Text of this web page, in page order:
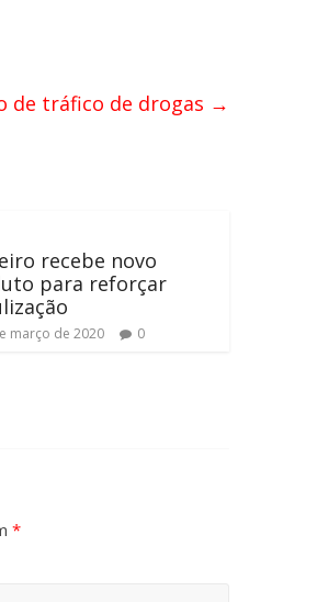
de tráfico de drogas →
recebe novo
para reforçar
março de 2020 0
*